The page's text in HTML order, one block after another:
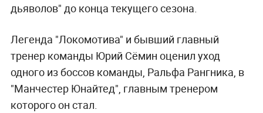
дьяволов" до конца текущего сезона.
Легенда "Локомотива" и бывший главный
тренер команды Юрий Сёмин оценил уход
одного из боссов команды, Ральфа Рангника, в
"Манчестер Юнайтед", главным тренером
которого он стал.